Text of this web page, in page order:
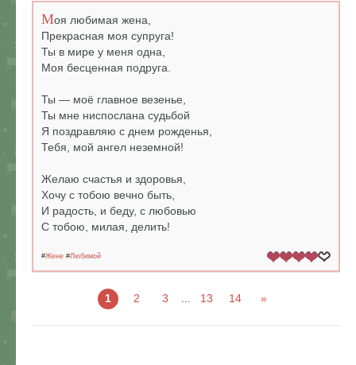
Моя любимая жена,
Прекрасная моя супруга!
Ты в мире у меня одна,
Моя бесценная подруга.
Ты — моё главное везенье,
Ты мне ниспослана судьбой
Я поздравляю с днем рожденья,
Тебя, мой ангел неземной!
Желаю счастья и здоровья,
Хочу с тобою вечно быть,
И радость, и беду, с любовью
С тобою, милая, делить!
#Жене #Любимой
1 2 3 13 14 »